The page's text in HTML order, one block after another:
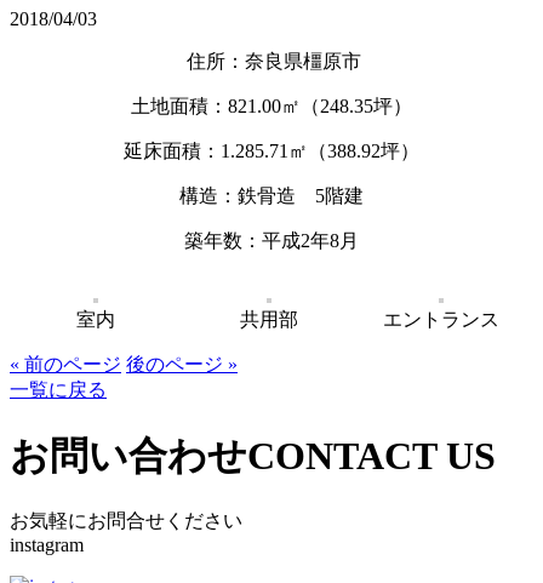
2018/04/03
住所：奈良県橿原市
土地面積：821.00㎡（248.35坪）
延床面積：1.285.71㎡（388.92坪）
構造：鉄骨造 5階建
築年数：平成2年8月
室内 共用部 エントランス
« 前のページ 後のページ »
一覧に戻る
お問い合わせCONTACT US
お気軽にお問合せください
instagram